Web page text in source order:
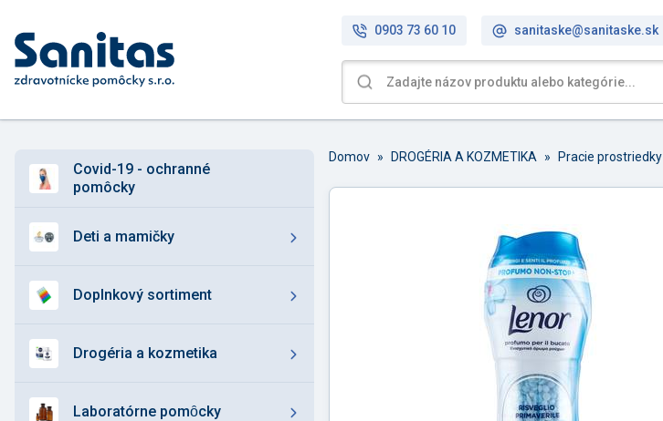
0903 73 60 10 sanitaske@sanitaske.sk
covid-19 - ochranné
pomôcky
deti a mamičky
doplnkový sortiment
drogéria a kozmetika
laboratórne pomȏcky
Domov » DROGÉRIA A KOZMETIKA » Pracie prostriedky